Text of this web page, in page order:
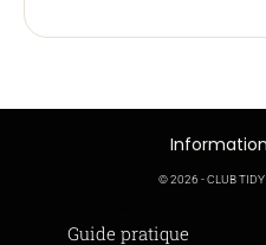
Guide pratique
© 2026 - CLUB
Informations légales